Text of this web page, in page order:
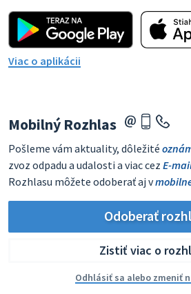
Viac o aplikácii
Mobilný Rozhlas
Pošleme vám aktuality, dôležité
zvoz odpadu a udalosti a viac cez E-
Rozhlasu môžete odoberať aj v
Odoberať
Zistiť viac o
Odhlásiť sa alebo zmeniť